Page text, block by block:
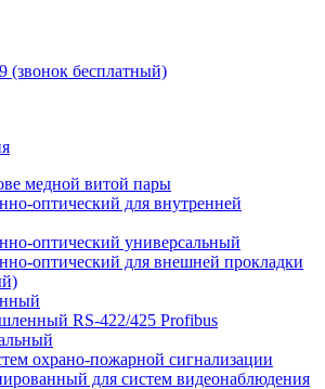
(звонок бесплатный)
медной витой пары
оптический для внутренней
оптический универсальный
оптический для внешней прокладки
RS-422/425 Profibus
охрано-пожарной сигнализации
для систем видеонаблюдения